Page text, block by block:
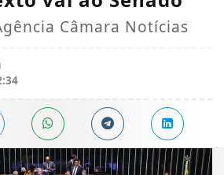
Câmara Notícias